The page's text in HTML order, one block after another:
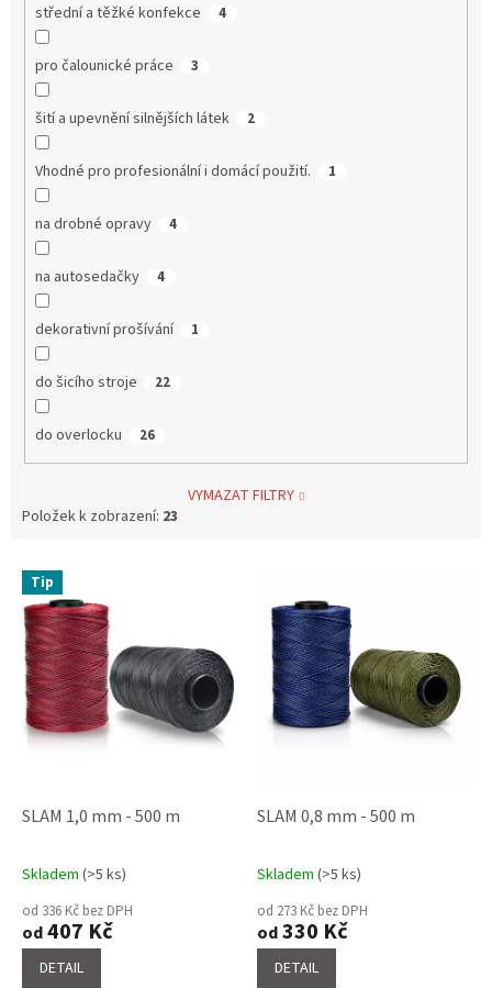
střední a těžké konfekce 4
pro čalounické práce 3
šití a upevnění silnějších látek 2
Vhodné pro profesionální i domácí použití. 1
na drobné opravy 4
na autosedačky 4
dekorativní prošívání 1
do šicího stroje 22
do overlocku 26
VYMAZAT FILTRY
Položek k zobrazení: 23
Tip
SLAM 1,0 mm - 500 m
Průměrné
hodnocení
produktu
je
4,6
Skladem (>5 ks)
od 336 Kč bez DPH
od407 Kč
DETAIL
SLAM 0,8 mm - 500 m
Průměrné
hodnocení
produktu
je
3,6
Skladem (>5 ks)
od 273 Kč bez DPH
od330 Kč
DETAIL